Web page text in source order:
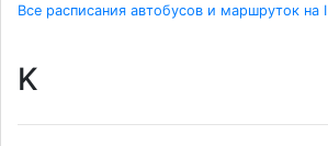
Все расписания автобусов и маршруток на I
K